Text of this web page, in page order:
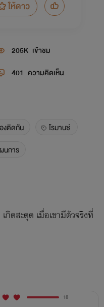
ให้ดาว
205K เข้าชม
401 ความคิดเห็น
งติดกัน
โรมานซ์
นการ
กิดสะดุด เมื่อเขามีตัวจริงที่
18